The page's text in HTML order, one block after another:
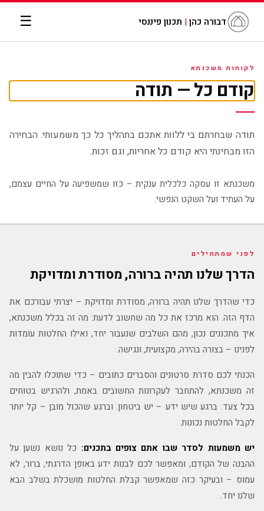
דבורה כהן| תכנון פיננסי ☰
לקוחות משכנתא
קודם כל — תודה
תודה שבחרתם בי ללוות אתכם בתהליך כל כך משמעותי. הבחירה
הזו מבחינתי היא קודם כל אחריות, וגם זכות.
משכנתא זו עסקה כלכלית ענקית – כזו שמשפיעה על החיים עצמם,
על העתיד ועל השקט הנפשי.
לפני שמתחילים
הדרך שלנו תהיה ברורה, מסודרת ומדויקת
כדי שהדרך שלנו תהיה ברורה, מסודרת ומדויקת – יצרתי עבורכם את
הדף הזה. הוא מרכז את כל מה שחשוב לדעת: מה זה בכלל משכנתא,
איך מתכננים נכון, מהם השלבים שנעבור יחד, ואילו החלטות עומדות
לפנינו – בצורה בהירה, מקצועית, ונגישה.
הכנתי לכם סדרת סרטונים והסברים כתובים – כדי שתוכלו להבין מה
זה משכנתא, להתחבר לעקרונות החשובים באמת, ולהרגיש בטוחים
בכל צעד. ברגע שיש ידע – יש ביטחון. וברגע שהכול מובן – קל יותר
לקבל החלטות נכונות.
יש משמעות לסדר שבו אתם צופים בתכנים: כל נושא נשען על
ההבנה של הקודם, ומאפשר לכם לבנות ידע באופן הדרגתי, ברור, לא
עמוס – ובעיקר כזה שמאפשר קבלת החלטות מושכלת בשלב הבא
שלנו יחד.